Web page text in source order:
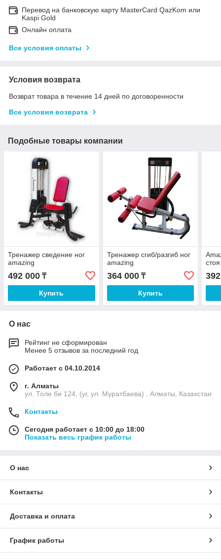
Перевод на банковскую карту MasterCard QazKom или
Kaspi Gold
Онлайн оплата
Все условия оплаты
Условия возврата
Возврат товара в течение 14 дней по договоренности
Все условия возврата
Подобные товары компании
Тренажер сведение ног
amazing
492 000 ₸
Купить
Тренажер сгиб/разгиб ног
amazing
364 000₸
Купить
стоя
О нас
Рейтинг не сформирован
Менее 5 отзывов за последний год
Работает с 04.10.2014
г. Алматы
ул. Толе би 124, (уг, ул. Муратбаева) , Алматы, Казахстан
Контакты
Сегодня работает с 10:00 до 18:00
Показать весь график работы
О нас
Контакты
Доставка и оплата
График работы